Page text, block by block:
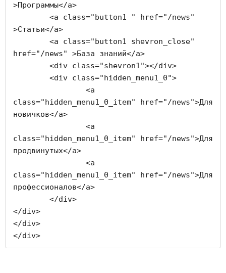
>Программы</a>
>Статьи</a>
href="/news" >База знаний</a>
class="hidden_menu1_0_item" href="/news">Для
новичков</a>
class="hidden_menu1_0_item" href="/news">Для
продвинутых</a>
class="hidden_menu1_0_item" href="/news">Для
профессионалов</a>
</div>
</div>
</div>